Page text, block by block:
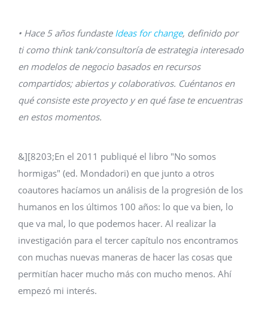
• Hace 5 años fundaste Ideas for change, definido por
ti como think tank/consultoría de estrategia interesado
en modelos de negocio basados en recursos
compartidos; abiertos y colaborativos. Cuéntanos en
qué consiste este proyecto y en qué fase te encuentras
en estos momentos.
&][8203;En el 2011 publiqué el libro "No somos
hormigas" (ed. Mondadori) en que junto a otros
coautores hacíamos un análisis de la progresión de los
humanos en los últimos 100 años: lo que va bien, lo
que va mal, lo que podemos hacer. Al realizar la
investigación para el tercer capítulo nos encontramos
con muchas nuevas maneras de hacer las cosas que
permitían hacer mucho más con mucho menos. Ahí
empezó mi interés.